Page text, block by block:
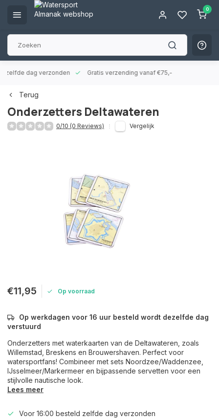
0
zelfde dag verzonden Gratis verzending vanaf €75,-
Terug
Onderzetters Deltawateren
0/10 (0 Reviews) Vergelijk
€11,95 Op voorraad
Op werkdagen voor 16 uur besteld wordt dezelfde dag
verstuurd
Onderzetters met waterkaarten van de Deltawateren, zoals
Willemstad, Breskens en Brouwershaven. Perfect voor
watersportfans! Combineer met sets Noordzee/Waddenzee,
IJsselmeer/Markermeer en bijpassende servetten voor een
stijlvolle nautische look.
Lees meer
Voor 16:00 besteld zelfde dag verzonden